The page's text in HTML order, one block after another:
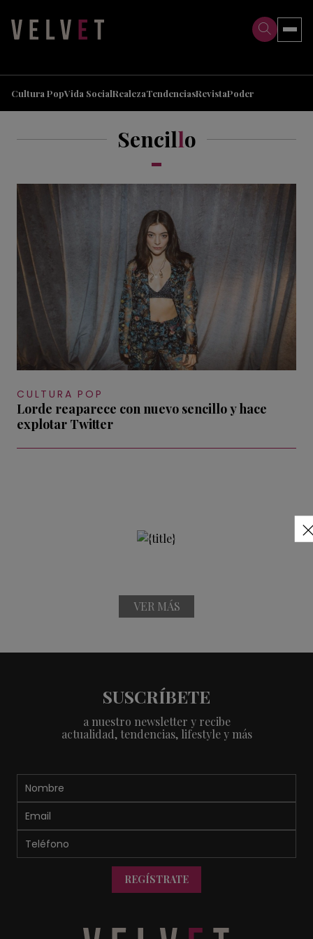
Cultura PopVida SocialRealezaTendenciasRevistaPoder
Sencillo
CULTURA POP
Lorde reaparece con nuevo sencillo y hace
explotar Twitter
VER MÁS
SUSCRÍBETE
a nuestro newsletter y recibe
actualidad, tendencias, lifestyle y más
REGÍSTRATE